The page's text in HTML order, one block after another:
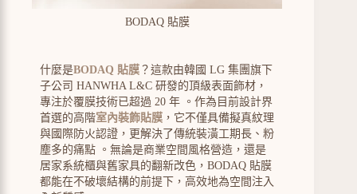
BODAQ 貼膜
什麼是BODAQ 貼膜 ？這款由韓國 LG 集團旗下
子公司 HANWHA L&C 研發的頂級表面飾材，
專注於覆膜技術已超過 20 年 。作為目前設計界
首選的高階室內裝飾貼膜 ，它不僅具備擬真紋理
與國際防火認證，更解決了傳統裝潢工期長、粉
塵多的痛點 。無論是商業空間風格營造，還是
居家系統櫃與舊家具的翻新改色， BODAQ 貼膜
都能在不破壞結構的前提下，高效地為空間注入